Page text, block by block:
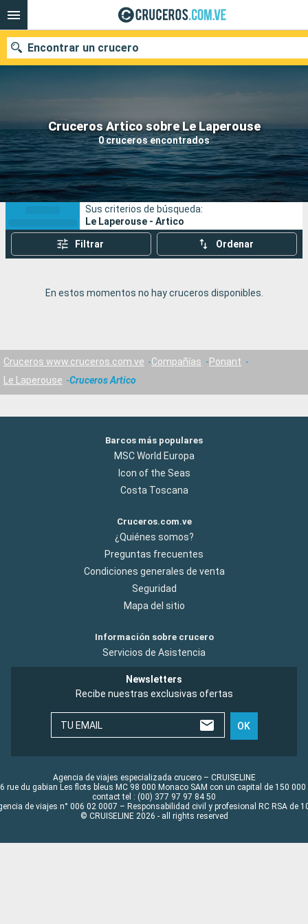
Cruceros Artico sobre Le Laperouse
0 cruceros encontrados
Encontrar un crucero
Nuestros destinos
Fecha de salida
Puertos Compañías
Buscar
Sus criterios de búsqueda:
Le Laperouse - Artico
Filtrar Ordenar
En estos momentos no hay cruceros disponibles.
Cruceros www.cruceros.com.ve Compañías
Ponant
Le Laperouse
Cruceros Artico
Barcos más populares
MSC World Europa
Icon of the Seas
Costa Toscana
Cruceros.com.ve
¿Quiénes somos?
Preguntas frecuentes
Condiciones generales de venta
Seguridad
Mapa del sitio
Información sobre crucero
Servicios de Asistencia
Newsletters
Recibe nuestras exclusivas ofertas
TU EMAIL OK
Agencia de viajes especializada crucero – CRUISELINE
rue du gabian Les flots bleus MC 98 000 Monaco SAM con un capital de 150 000
contact tel : (00) 377 97 97 84 50
de viajes n° 006 02 0007 – Responsabilidad civil y profesional RC RSA de
© CRUISELINE 2026 - all rights reserved